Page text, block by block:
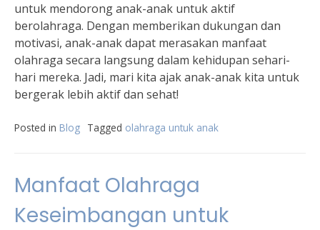
untuk mendorong anak-anak untuk aktif
berolahraga. Dengan memberikan dukungan dan
motivasi, anak-anak dapat merasakan manfaat
olahraga secara langsung dalam kehidupan sehari-
hari mereka. Jadi, mari kita ajak anak-anak kita untuk
bergerak lebih aktif dan sehat!
Posted in Blog Tagged olahraga untuk anak
Manfaat Olahraga
Keseimbangan untuk